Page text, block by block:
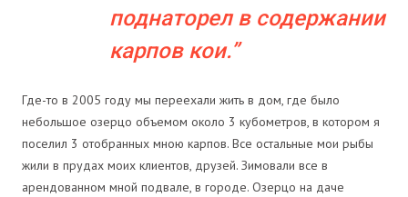
поднаторел в содержании
карпов кои.
Где-то в 2005 году мы переехали жить в дом, где было
небольшое озерцо объемом около 3 кубометров, в котором я
поселил 3 отобранных мною карпов. Все остальные мои рыбы
жили в прудах моих клиентов, друзей. Зимовали все в
арендованном мной подвале, в городе. Озерцо на даче